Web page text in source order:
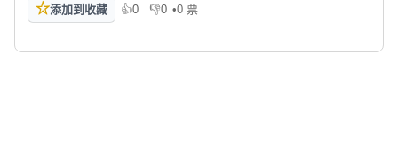
☆添加到收藏 👍0
喜欢 👎0
不喜欢
•0 票